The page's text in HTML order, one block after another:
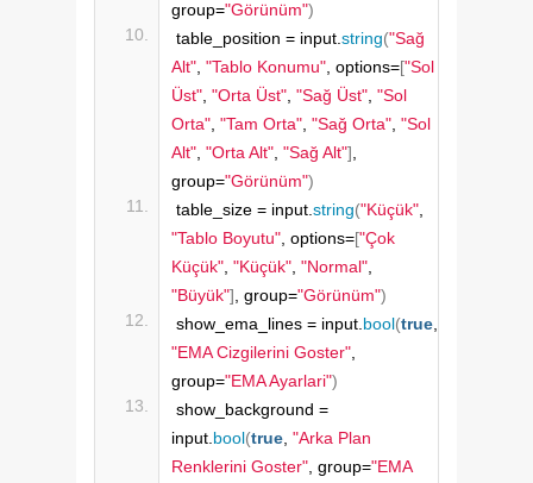
group="Görünüm")
table_position = input. string("Sağ
Alt" "Tablo Konumu" , options=["Sol
Üst" "Orta Üst" "Sağ Üst" "Sol
Orta" "Tam Orta" "Sağ Orta" "Sol
Alt" "Orta Alt" "Sağ Alt"]
group="Görünüm")
table_size = input. string("Küçük"
"Tablo Boyutu" , options=["Çok
Küçük" "Küçük" "Normal"
"Büyük"] , group="Görünüm")
show_ema_lines = input. bool(true
"EMA Cizgilerini Goster"
group="EMA Ayarlari")
show_background =
input. bool(true "Arka Plan
Renklerini Goster" , group="EMA